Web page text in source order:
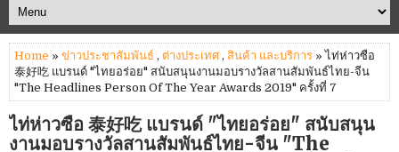
Home » ข่าวประชาสัมพันธ์ , ต่างประเทศ , สินค้า และบริการ » ไท่ห่าวซือ
泰好吃 แบรนด์ "ไทยอร่อย" สนับสนุนงานมอบรางวัลสานสัมพันธ์ไทย-จีน
"The Headlines Person Of The Year Awards 2019" ครั้งที่ 7
ไท่ห่าวซือ 泰好吃 แบรนด์ "ไทยอร่อย" สนับสนุน
งานมอบรางวัลสานสัมพันธ์ไทย-จีน "The